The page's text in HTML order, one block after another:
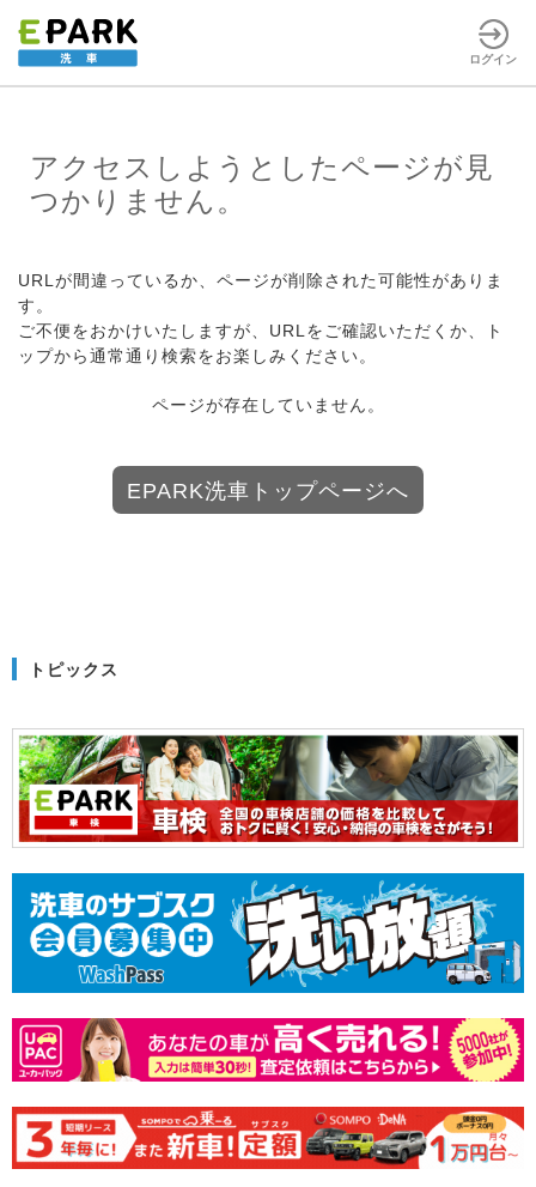
ログイン
アクセスしようとしたページが見
つかりません。
URLが間違っているか、ページが削除された可能性がありま
す。
ご不便をおかけいたしますが、URLをご確認いただくか、ト
ップから通常通り検索をお楽しみください。
ページが存在していません。
EPARK洗車トップページへ
トピックス